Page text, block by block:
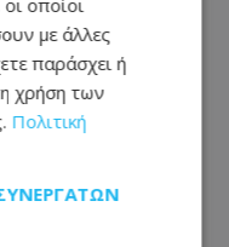
Κίνα:
αυτοκίνητο
τον
δείτε
οποίοι
με άλλες
παράσχει ή
χρήση των
Πολιτική